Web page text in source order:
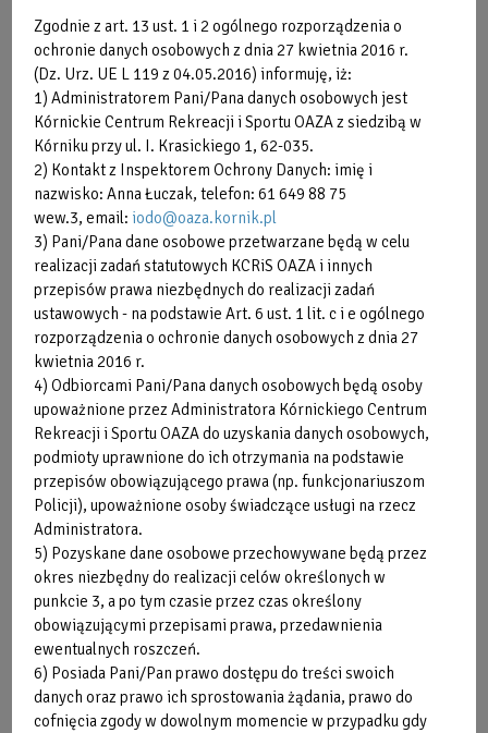
zajęcia indywidualne
Specjalnie dla Państwa organizujemy lekcje
indywidualne odnoszące się do indywidualnych potrzeb. Nie
ma efektywniejszego sposobu nauki pływania niż pod
okiem instruktora, który poświęca cały czas osobie
ćwiczącej. Oferujemy lekcje indywidualne zarówno dla
dzieci/młodzieży jak i dorosłych. Lekcje indywidualne to
oferta dla osób chcących doskonalić określoną technikę,
nadrobić materiał lub po prostu zdobyć dodatkowe
umiejętności.Termin indywidualnych lekcji nauki i
doskonalenia pływania ustalasz indywidualnie z
instruktorem dopasowując go do Twojego czasu, dnia i
godziny.
OFERTA DOTYCZY LEKCJI INDYWIDUALNYCH
PROWADZONYCH W OKRESIE WRZESIEŃ - CZERWIEC
Płatności za indywidualne zajęcia nauki
pływania można dokonać w kasie KCRiS OAZA
przed zajęciami lub przez Strefę Klienta
wcześniejszym umówieniu terminu z
instruktorem:
Zgodnie z art. 13 ust. 1 i 2 ogólnego rozporządzenia o
ochronie danych osobowych z dnia 27 kwietnia 2016 r.
(Dz. Urz. UE L 119 z 04.05.2016) informuję, iż:
1) Administratorem Pani/Pana danych osobowych jest
Kórnickie Centrum Rekreacji i Sportu OAZA z siedzibą w
Kórniku przy ul. I. Krasickiego 1, 62-035.
2) Kontakt z Inspektorem Ochrony Danych: imię i
nazwisko: Anna Łuczak, telefon: 61 649 88 75
wew.3, email: iodo@oaza.kornik.pl
3) Pani/Pana dane osobowe przetwarzane będą w celu
realizacji zadań statutowych KCRiS OAZA i innych
przepisów prawa niezbędnych do realizacji zadań
ustawowych - na podstawie Art. 6 ust. 1 lit. c i e ogólnego
rozporządzenia o ochronie danych osobowych z dnia 27
kwietnia 2016 r.
4) Odbiorcami Pani/Pana danych osobowych będą osoby
upoważnione przez Administratora Kórnickiego Centrum
Rekreacji i Sportu OAZA do uzyskania danych osobowych,
podmioty uprawnione do ich otrzymania na podstawie
przepisów obowiązującego prawa (np. funkcjonariuszom
Policji), upoważnione osoby świadczące usługi na rzecz
Administratora.
5) Pozyskane dane osobowe przechowywane będą przez
okres niezbędny do realizacji celów określonych w
punkcie 3, a po tym czasie przez czas określony
obowiązującymi przepisami prawa, przedawnienia
ewentualnych roszczeń.
6) Posiada Pani/Pan prawo dostępu do treści swoich
danych oraz prawo ich sprostowania żądania, prawo do
cofnięcia zgody w dowolnym momencie w przypadku gdy